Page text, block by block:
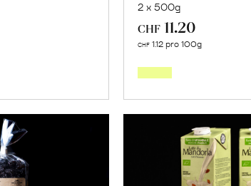
2 x 500g
CHF 11.20
CHF 1.12 pro 100g